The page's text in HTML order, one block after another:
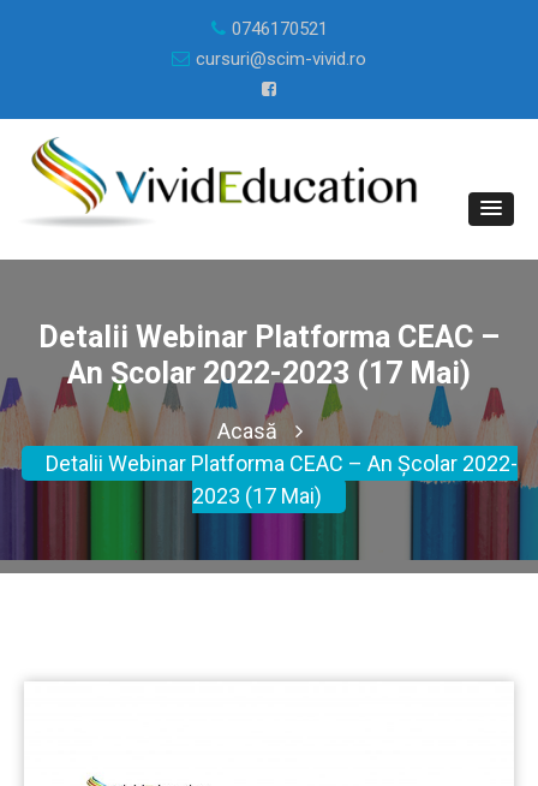
0746170521
cursuri@scim-vivid.ro
Detalii Webinar Platforma CEAC –
An Școlar 2022-2023 (17 Mai)
Acasă
Detalii Webinar Platforma CEAC – An Școlar 2022-
2023 (17 Mai)